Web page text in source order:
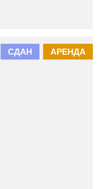
АРЕНДА
СДАН